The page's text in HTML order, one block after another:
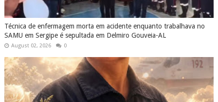
Técnica de enfermagem morta em acidente enquanto trabalhava no
SAMU em Sergipe é sepultada em Delmiro Gouveia-AL
August 02, 2026 0